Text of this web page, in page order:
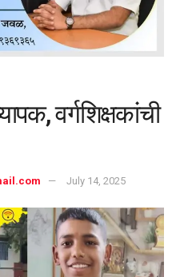
वर्गशिक्षकांची
July 14, 2025